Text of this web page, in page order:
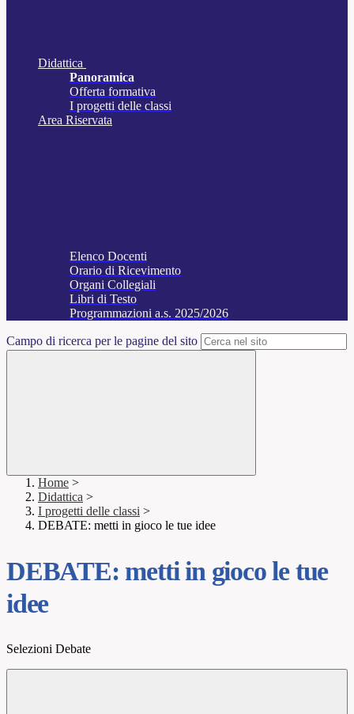
Didattica
Panoramica
Offerta formativa
I progetti delle classi
Area Riservata
Elenco Docenti
Orario di Ricevimento
Organi Collegiali
Libri di Testo
Programmazioni a.s. 2025/2026
Campo di ricerca per le pagine del sito
Home >
Didattica >
I progetti delle classi >
DEBATE: metti in gioco le tue idee
DEBATE: metti in gioco le tue
idee
Selezioni Debate